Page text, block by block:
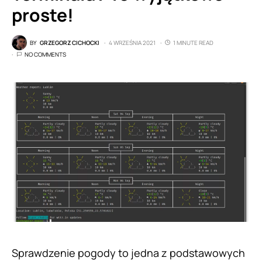
proste!
BY GRZEGORZ CICHOCKI 4 WRZEŚNIA 2021
1 MINUTE READ
NO COMMENTS
Sprawdzenie pogody to jedna z podstawowych